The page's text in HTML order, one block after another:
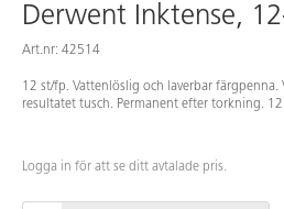
Derwent Inktense,
Art.nr: 42514
12 st/fp. Vattenlöslig och laverbar
resultatet tusch. Permanent efter torkning. 12
Logga in för att se ditt avtalade pris.